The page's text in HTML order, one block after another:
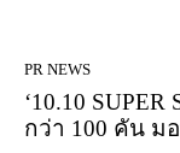
PR NEWS
‘10.10
กว่า 100 คัน ม